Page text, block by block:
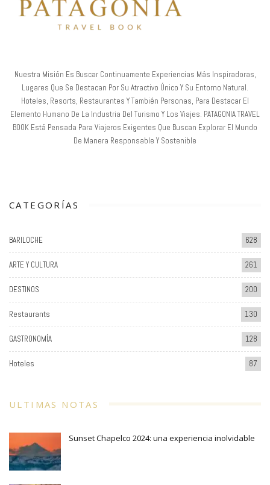
Nuestra Misión Es Buscar Continuamente Experiencias Más Inspiradoras,
Lugares Que Se Destacan Por Su Atractivo Único Y Su Entorno Natural.
Hoteles, Resorts, Restaurantes Y También Personas, Para Destacar El
Elemento Humano De La Industria Del Turismo Y Los Viajes. PATAGONIA TRAVEL
BOOK Está Pensada Para Viajeros Exigentes Que Buscan Explorar El Mundo
De Manera Responsable Y Sostenible
CATEGORÍAS
BARILOCHE 628
ARTE Y CULTURA 261
DESTINOS 200
Restaurants 130
GASTRONOMÍA 128
Hoteles 87
ULTIMAS NOTAS
Sunset Chapelco 2024: una experiencia inolvidable